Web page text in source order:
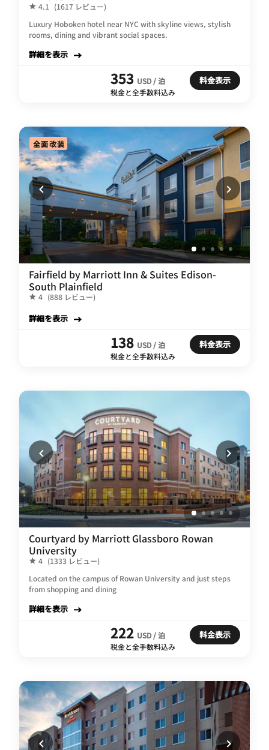
4.1
(1617 レビュー)
Luxury Hoboken hotel near NYC with skyline views, stylish
rooms, dining and vibrant social spaces.
詳細を表示
353 USD / 泊
税金と全手数料込み
料金表示
全面改装
Fairfield by Marriott Inn & Suites Edison-
South Plainfield
4 (888 レビュー)
詳細を表示
138 USD / 泊
税金と全手数料込み
料金表示
Courtyard by Marriott Glassboro Rowan
University
4 (1333 レビュー)
Located on the campus of Rowan University and just steps
from shopping and dining
詳細を表示
222 USD / 泊
税金と全手数料込み
料金表示